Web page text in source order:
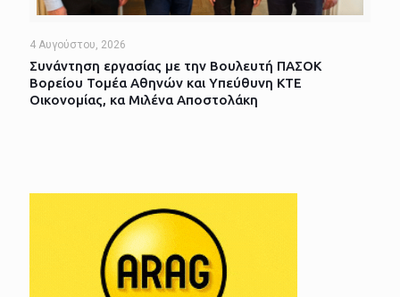
4 Αυγούστου, 2026
Συνάντηση εργασίας με την Βουλευτή ΠΑΣΟΚ
Βορείου Τομέα Αθηνών και Υπεύθυνη ΚΤΕ
Οικονομίας, κα Μιλένα Αποστολάκη